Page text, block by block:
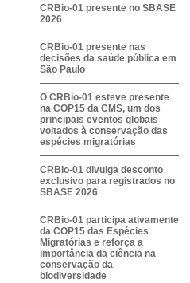
CRBio-01 presente no SBASE
2026
CRBio-01 presente nas
decisões da saúde pública em
São Paulo
O CRBio-01 esteve presente
na COP15 da CMS, um dos
principais eventos globais
voltados à conservação das
espécies migratórias
CRBio-01 divulga desconto
exclusivo para registrados no
SBASE 2026
CRBio-01 participa ativamente
da COP15 das Espécies
Migratórias e reforça a
importância da ciência na
conservação da
biodiversidade